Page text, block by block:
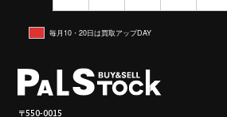
毎月10・20日は買取アップDAY
〒550-0015